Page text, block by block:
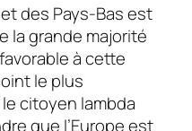
des Pays-Bas est
la grande majorité
à cette
le plus
citoyen lambda
que l’Europe est